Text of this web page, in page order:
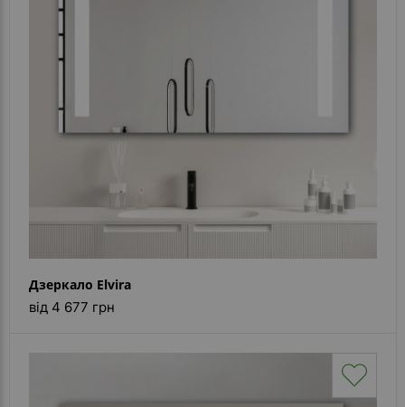
Дзеркало Elvira
від 4 677 грн